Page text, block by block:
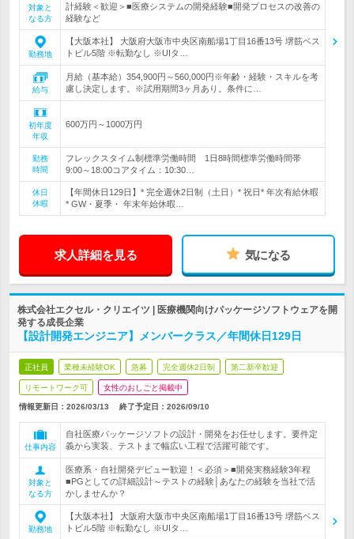
対象と
なる方
計経験＜歓迎＞■医療システムの開発経験■開発プロセスの改善の
経験など
勤務地
【大阪本社】 大阪府大阪市中央区南船場1丁目16番13号 堺筋ベス
トビル5階 ※転勤なし ※UIタ…
給与
月給（基本給）354,900円～560,000円※年齢・経験・スキルを考
慮し決定します。※試用期間3ヶ月あり。条件に…
初年度
年収
600万円～1000万円
勤務
時間
フレックスタイム制標準労働時間 1日8時間標準労働時間帯
9:00～18:00コアタイム：10:30…
休日
休暇
【年間休日129日】* 完全週休2日制（土日）* 祝日* 年次有給休暇
* GW・夏季・ 年末年始休暇…
求人詳細を見る 気になる
株式会社エクセル・クリエイツ | 医療機関向けパッケージソフトウェアを開
発する成長企業
【設計開発エンジニア】メンバークラス／年間休日129日
正社員 業種未経験OK 急募 完全週休2日制 第二新卒歓迎
リモートワーク可 女性のおしごと掲載中
情報更新日：2026/03/13 終了予定日： 2026/09/10
仕事内容
自社医療パッケージソフトの設計・開発をお任せします。要件定
義から実装、テストまで幅広い工程で活躍可能です。
対象と
なる方
医療系・自社開発デビュー歓迎！＜必須＞■開発実務経験3年程
■PGとしての詳細設計～テストの経験│あなたの経験を当社で活
かしませんか？
勤務地
【大阪本社】 大阪府大阪市中央区南船場1丁目16番13号 堺筋ベス
トビル5階 ※転勤なし ※UIタ…